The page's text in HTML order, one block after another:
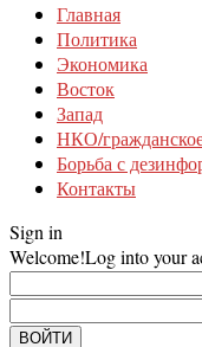
Главная
Политика
Экономика
Восток
Запад
НКО/
Борьба с
Контакты
Sign in
Welcome!Log into your